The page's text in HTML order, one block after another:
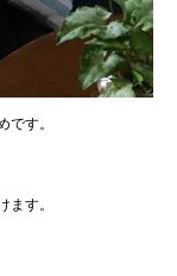
です。
ます。